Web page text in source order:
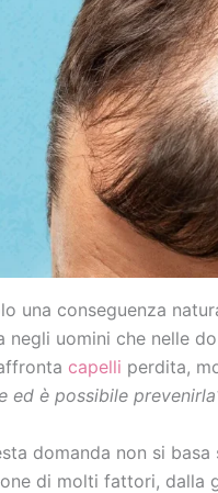
una conseguenza
negli uomini che nelle
capelli perdita,
ed è possibile
domanda non si
di molti fattori, dalla